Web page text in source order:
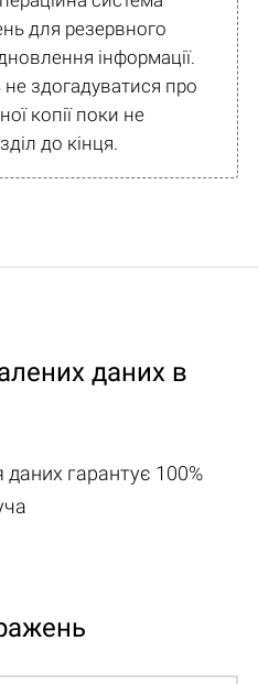
для резервного
інформації.
здогадуватися про
копії поки не
до кінця.
даних в
гарантує 100%